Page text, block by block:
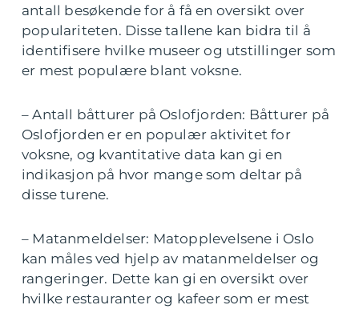
antall besøkende for å få en oversikt over
populariteten. Disse tallene kan bidra til å
identifisere hvilke museer og utstillinger som
er mest populære blant voksne.
– Antall båtturer på Oslofjorden: Båtturer på
Oslofjorden er en populær aktivitet for
voksne, og kvantitative data kan gi en
indikasjon på hvor mange som deltar på
disse turene.
– Matanmeldelser: Matopplevelsene i Oslo
kan måles ved hjelp av matanmeldelser og
rangeringer. Dette kan gi en oversikt over
hvilke restauranter og kafeer som er mest